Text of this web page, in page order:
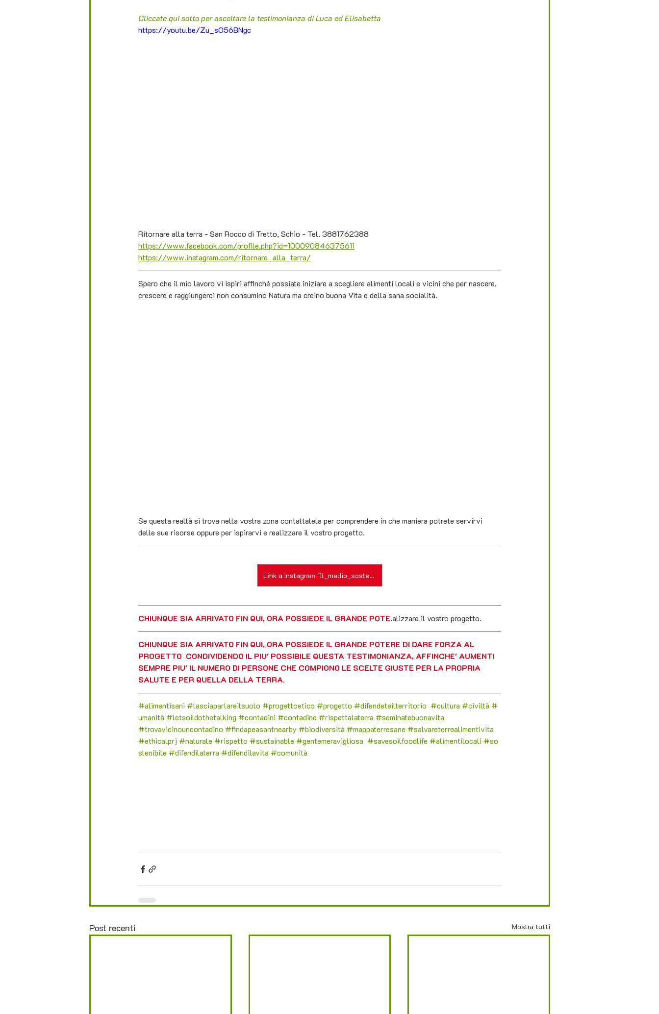
Cliccate qui sotto per ascoltare la testimonianza di Luca ed Elisabetta
https://youtu.be/Zu_sO56BNgc
Ritornare alla terra - San Rocco di Tretto, Schio - Tel. 3881762388
https://www.facebook.com/profile.php?id=100090846375611
https://www.instagram.com/ritornare_alla_terra/
Spero che il mio lavoro vi ispiri affinché possiate iniziare a scegliere alimenti locali e vicini che per nascere,
crescere e raggiungerci non consumino Natura ma creino buona Vita e della sana socialità.
Se questa realtà si trova nella vostra zona contattatela per comprendere in che maniera potrete servirvi
delle sue risorse oppure per ispirarvi e realizzare il vostro progetto.
Link a Instagram "il_medio_sostenibile"
CHIUNQUE SIA ARRIVATO FIN QUI, ORA POSSIEDE IL GRANDE POTE.alizzare il vostro progetto.
CHIUNQUE SIA ARRIVATO FIN QUI, ORA POSSIEDE IL GRANDE POTERE DI DARE FORZA AL
PROGETTO  CONDIVIDENDO IL PIU' POSSIBILE QUESTA TESTIMONIANZA, AFFINCHE' AUMENTI
SEMPRE PIU' IL NUMERO DI PERSONE CHE COMPIONO LE SCELTE GIUSTE PER LA PROPRIA
SALUTE E PER QUELLA DELLA TERRA.
#alimentisani #lasciaparlareilsuolo #progettoetico #progetto #difendeteilterritorio #cultura #civiltà #
umanità #letsoildothetalking #contadini #contadine #rispettalaterra #seminatebuonavita
#trovavicinouncontadino #findapeasantnearby#biodiversità #mappaterresane #salvareterrealimentivita
#ethicalprj #naturale #rispetto #sustainable #gentemeravigliosa #savesoilfoodlife #alimentilocali #so
stenibile #difendilaterra #difendilavita #comunità
Post recenti Mostra tutti